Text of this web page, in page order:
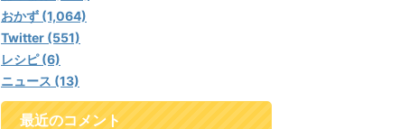
おかず (1,064)
Twitter (551)
レシピ (6)
ニュース (13)
最近のコメント